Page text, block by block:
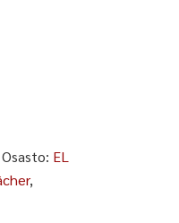
Osasto: EL
,